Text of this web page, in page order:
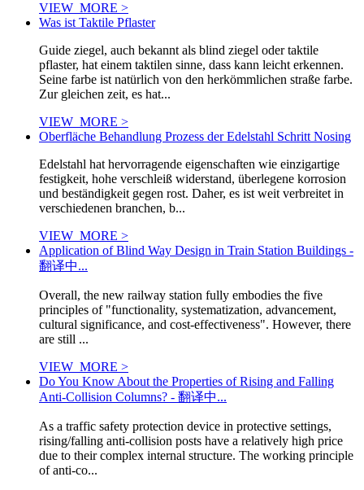
VIEW_MORE >
Was ist Taktile Pflaster
Guide ziegel, auch bekannt als blind ziegel oder taktile
pflaster, hat einem taktilen sinne, dass kann leicht erkennen.
Seine farbe ist natürlich von den herkömmlichen straße farbe.
Zur gleichen zeit, es hat...
VIEW_MORE >
Oberfläche Behandlung Prozess der Edelstahl Schritt Nosing
Edelstahl hat hervorragende eigenschaften wie einzigartige
festigkeit, hohe verschleiß widerstand, überlegene korrosion
und beständigkeit gegen rost. Daher, es ist weit verbreitet in
verschiedenen branchen, b...
VIEW_MORE >
Application of Blind Way Design in Train Station Buildings -
翻译中...
Overall, the new railway station fully embodies the five
principles of "functionality, systematization, advancement,
cultural significance, and cost-effectiveness". However, there
are still ...
VIEW_MORE >
Do You Know About the Properties of Rising and Falling
Anti-Collision Columns? - 翻译中...
As a traffic safety protection device in protective settings,
rising/falling anti-collision posts have a relatively high price
due to their complex internal structure. The working principle
of anti-co...